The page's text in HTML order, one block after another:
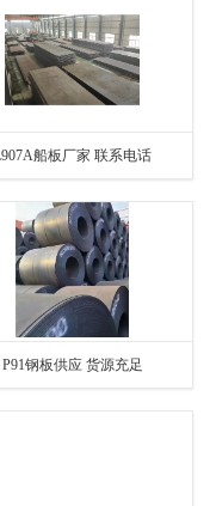
船板厂家 联系电话
P91钢板供应 货源充足